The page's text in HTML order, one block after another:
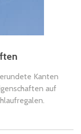
Kanten
auf